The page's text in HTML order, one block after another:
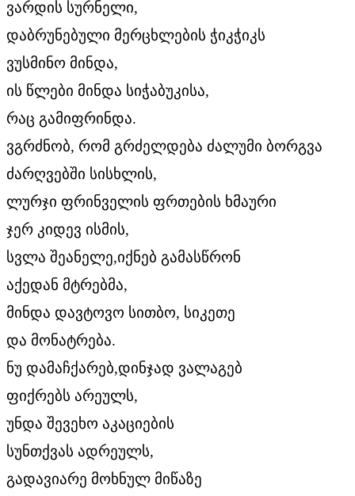
ვარდის სურნელი,
დაბრუნებული მერცხლების ჭიკჭიკს
ვუსმინო მინდა,
ის წლები მინდა სიჭაბუკისა,
რაც გამიფრინდა.
ვგრძნობ, რომ გრძელდება ძალუმი ბორგვა
ძარღვებში სისხლის,
ლურჯი ფრინველის ფრთების ხმაური
ჯერ კიდევ ისმის,
სვლა შეანელე,იქნებ გამასწრონ
აქედან მტრებმა,
მინდა დავტოვო სითბო, სიკეთე
და მონატრება.
ნუ დამაჩქარებ,დინჯად ვალაგებ
ფიქრებს არეულს,
უნდა შევეხო აკაციების
სუნთქვას ადრეულს,
გადავიარე მოხნულ მიწაზე